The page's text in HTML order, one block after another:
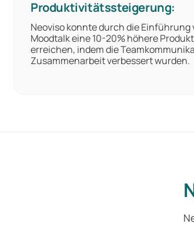
Produktivitätssteigerung:
Neoviso konnte durch die Einführung
Moodtalk eine 10-20% höhere
erreichen, indem die
Zusammenarbeit verbessert wurden.